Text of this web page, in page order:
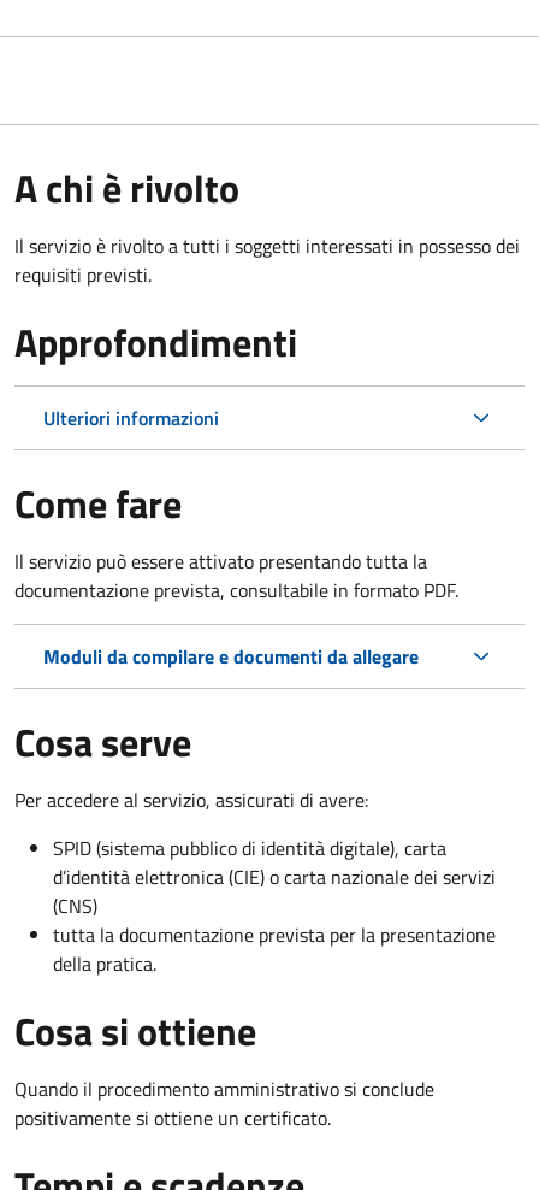
A chi è rivolto
Il servizio è rivolto a tutti i soggetti interessati in possesso dei
requisiti previsti.
Approfondimenti
Ulteriori informazioni
Come fare
Il servizio può essere attivato presentando tutta la
documentazione prevista, consultabile in formato PDF.
Moduli da compilare e documenti da allegare
Cosa serve
Per accedere al servizio, assicurati di avere:
SPID (sistema pubblico di identità digitale), carta
d’identità elettronica (CIE) o carta nazionale dei servizi
(CNS)
tutta la documentazione prevista per la presentazione
della pratica.
Cosa si ottiene
Quando il procedimento amministrativo si conclude
positivamente si ottiene un certificato.